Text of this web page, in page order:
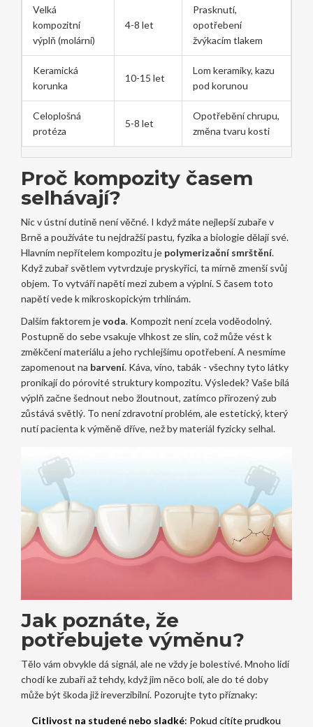
Velká
kompozitní
výplň (molární)
4-8 let
Prasknutí,
opotřebení
žvýkacím tlakem
Keramická
korunka
10-15 let
Lom keramiky, kazu
pod korunou
Celoplošná
protéza
5-8 let
Opotřebění chrupu,
změna tvaru kosti
Proč kompozity časem
selhávají?
Nic v ústní dutině není věčné. I když máte nejlepší zubaře v
Brně a používáte tu nejdražší pastu, fyzika a biologie dělají své.
Hlavním nepřítelem kompozitu je polymerizační smrštění.
Když zubař světlem vytvrdzuje pryskyřici, ta mírně zmenší svůj
objem. To vytváří napětí mezi zubem a výplní. S časem toto
napětí vede k mikroskopickým trhlinám.
Dalším faktorem jevoda. Kompozit není zcela voděodolný.
Postupně do sebe vsakuje vlhkost ze slin, což může vést k
změkčení materiálu a jeho rychlejšímu opotřebení. A nesmíme
zapomenout na barvení. Káva, víno, tabák - všechny tyto látky
pronikají do pórovité struktury kompozitu. Výsledek? Vaše bílá
výplň začne šednout nebo žloutnout, zatímco přirozený zub
zůstává světlý. To není zdravotní problém, ale estetický, který
nutí pacienta k výměně dříve, než by materiál fyzicky selhal.
Jak poznáte, že
potřebujete výměnu?
Tělo vám obvykle dá signál, ale ne vždy je bolestivé. Mnoho lidí
chodí ke zubaři až tehdy, když jim něco bolí, ale do té doby
může být škoda již ireverzibilní. Pozorujte tyto příznaky:
Citlivost na studené nebo sladké: Pokud cítíte prudkou